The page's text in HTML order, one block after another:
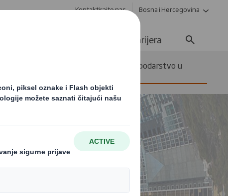
Kontaktirajte nas Bosna i Hercegovina
Karijera
Kako započeti kružno gospodarstvo u